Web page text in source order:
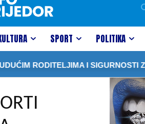
SPORT POLITIKA
I SIGURNOSTI ZA NAJMLAĐE